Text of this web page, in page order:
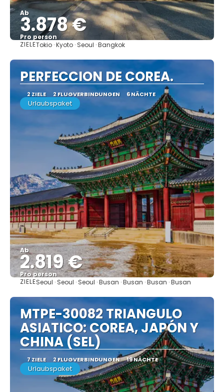
Ab
3.878 €
Pro person
Sehen
ZIELETokio · Kyoto · Seoul · Bangkok
PERFECCION DE COREA.
2 ZIELE 2 FLUGVERBINDUNGEN 6 NÄCHTE
Urlaubspaket
Ab
2.819 €
Pro person
Sehen
ZIELESeoul · Seoul · Seoul · Busan · Busan · Busan · Busan
MTPE-30082 TRIANGULO
ASIATICO: COREA, JAPÓN Y
CHINA (SEL)
7 ZIELE 2 FLUGVERBINDUNGEN 19 NÄCHTE
Urlaubspaket